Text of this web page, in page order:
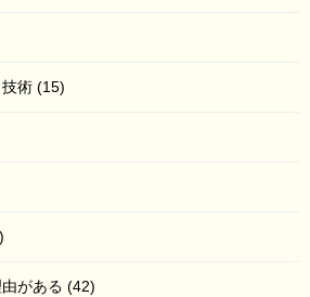
術 (15)
がある (42)